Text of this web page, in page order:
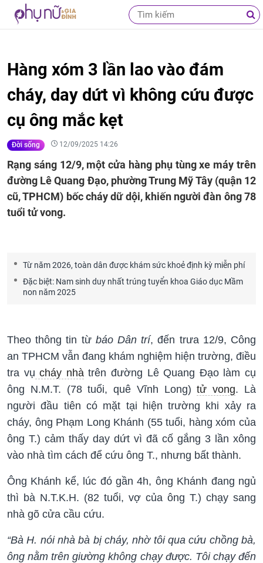
Hàng xóm 3 lần lao vào đám
cháy, day dứt vì không cứu được
cụ ông mắc kẹt
Đời sống 12/09/2025 14:26
Rạng sáng 12/9, một cửa hàng phụ tùng xe máy trên
đường Lê Quang Đạo, phường Trung Mỹ Tây (quận 12
cũ, TPHCM) bốc cháy dữ dội, khiến người đàn ông 78
tuổi tử vong.
Từ năm 2026, toàn dân được khám sức khoẻ định kỳ miễn phí
Đặc biệt: Nam sinh duy nhất trúng tuyển khoa Giáo dục Mầm
non năm 2025
Theo thông tin từbáo Dân trí, đến trưa 12/9, Công
an TPHCM vẫn đang khám nghiệm hiện trường, điều
tra vụ cháy nhà trên đường Lê Quang Đạo làm cụ
ông N.M.T. (78 tuổi, quê Vĩnh Long)tử vong. Là
người đầu tiên có mặt tại hiện trường khi xảy ra
cháy, ông Phạm Long Khánh (55 tuổi, hàng xóm của
ông T.) cảm thấy day dứt vì đã cố gắng 3 lần xông
vào nhà tìm cách để cứu ông T., nhưng bất thành.
Ông Khánh kể, lúc đó gần 4h, ông Khánh đang ngủ
thì bà N.T.K.H. (82 tuổi, vợ của ông T.) chạy sang
nhà gõ cửa cầu cứu.
“Bà H. nói nhà bà bị cháy, nhờ tôi qua cứu chồng bà,
ông nằm trên giường không chạy được. Tôi chạy đến